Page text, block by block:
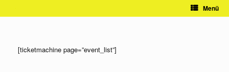
Menü
[ticketmachine page=”event_list”]